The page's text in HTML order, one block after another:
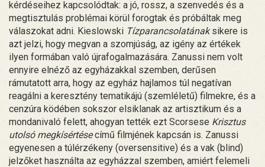
kérdéseihez kapcsolódtak: a jó, rossz, a szenvedés és a
megtisztulás problémai körül forogtak és próbáltak meg
válaszokat adni. Kieslowski Tízparancsolatánaksikere is
azt jelzi, hogy megvan a szomjúság, az igény az értékek
ilyen formában való újrafogalmazására. Zanussi nem volt
ennyire elnéző az egyházakkal szemben, derűsen
rámutatott arra, hogy az egyház hajlamos túl negatívan
reagálni a keresztény tematikájú (szemléletű) filmekre, és a
cenzúra ködében sokszor elsiklanak az artisztikum és a
mondanivaló felett, ahogyan tették ezt Scorsese Krisztus
utolsó megkísértésecímű filmjének kapcsán is. Zanussi
egyenesen a túlérzékeny (oversensitive) és a vak (blind)
jelzőket használta az egyházzal szemben, amiért felemeli